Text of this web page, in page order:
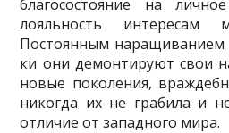
благосостояние на
лояльность интересам
Постоянным наращиванием
ки они демонтируют свои
новые поколения,
никогда их не грабила и
отличие от западного мира.